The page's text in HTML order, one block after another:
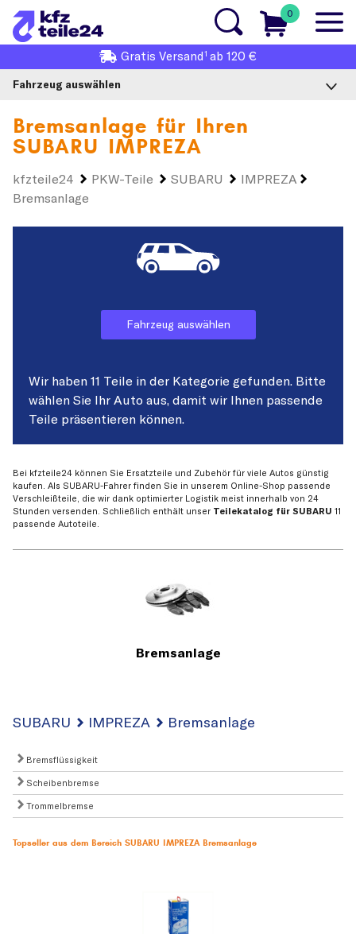
0
Gratis Versand1 ab 120 €
Fahrzeug auswählen
Bremsanlage für Ihren
SUBARU IMPREZA
kfzteile24 PKW-Teile SUBARU
IMPREZA
Bremsanlage
Fahrzeug auswählen
Wir haben 11 Teile in der Kategorie gefunden. Bitte
wählen Sie Ihr Auto aus, damit wir Ihnen passende
Teile präsentieren können.
Bei kfzteile24 können Sie Ersatzteile und Zubehör für viele Autos günstig
kaufen. Als SUBARU-Fahrer finden Sie in unserem Online-Shop passende
Verschleißteile, die wir dank optimierter Logistik meist innerhalb von 24
Stunden versenden. Schließlich enthält unser Teilekatalog für SUBARU 11
passende Autoteile.
Bremsanlage
SUBARU IMPREZA Bremsanlage
Bremsflüssigkeit
Scheibenbremse
Trommelbremse
Topseller aus dem Bereich SUBARU IMPREZA Bremsanlage